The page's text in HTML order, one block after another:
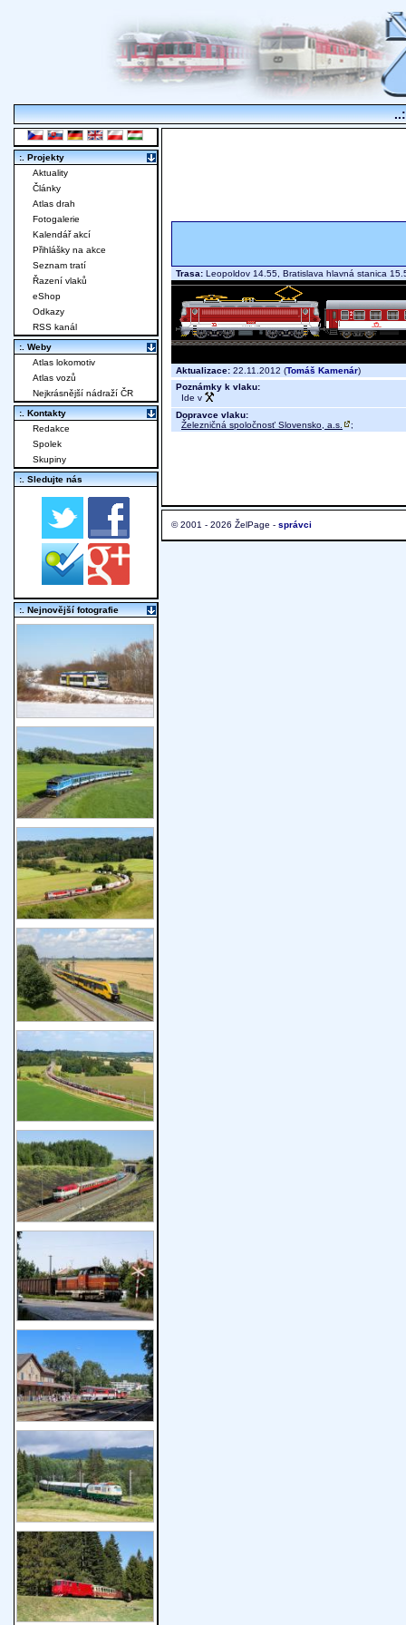
Trasa: Leopoldov 14.55, Bratislava hlavná stanica
Aktualizace: 22.11.2012 (Tomáš Kamenár)
Poznámky k vlaku:
Ide v
Dopravce vlaku:
Železničná spoločnosť Slovensko, a.s.
;
© 2001 - 2026 ŽelPage - správci
:. Projekty
Aktuality
Články
Atlas drah
Fotogalerie
Kalendář akcí
Přihlášky na akce
Seznam tratí
Řazení vlaků
eShop
Odkazy
RSS kanál
:. Weby
Atlas lokomotiv
Atlas vozů
Nejkrásnější nádraží ČR
:. Kontakty
Redakce
Spolek
Skupiny
:. Sledujte nás
:. Nejnovější fotografie